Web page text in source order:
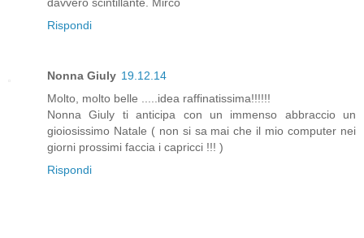
Rispondi
Nonna Giuly 19.12.14
Molto, molto belle .....idea raffinatissima!!!!!!
Nonna Giuly ti anticipa con un immenso abbraccio un
gioiosissimo Natale ( non si sa mai che il mio computer nei
giorni prossimi faccia i capricci !!! )
Rispondi